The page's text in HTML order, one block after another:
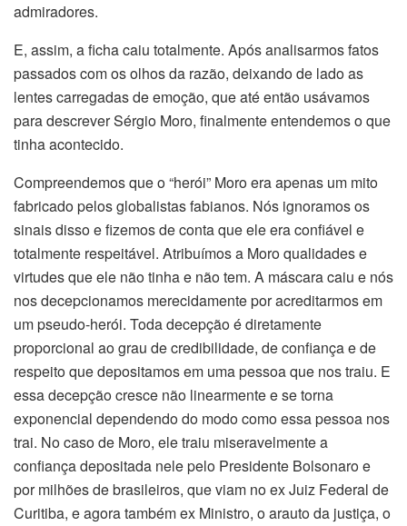
admiradores.
E, assim, a ficha caiu totalmente. Após analisarmos fatos
passados com os olhos da razão, deixando de lado as
lentes carregadas de emoção, que até então usávamos
para descrever Sérgio Moro, finalmente entendemos o que
tinha acontecido.
Compreendemos que o “herói” Moro era apenas um mito
fabricado pelos globalistas fabianos. Nós ignoramos os
sinais disso e fizemos de conta que ele era confiável e
totalmente respeitável. Atribuímos a Moro qualidades e
virtudes que ele não tinha e não tem. A máscara caiu e nós
nos decepcionamos merecidamente por acreditarmos em
um pseudo-herói. Toda decepção é diretamente
proporcional ao grau de credibilidade, de confiança e de
respeito que depositamos em uma pessoa que nos traiu. E
essa decepção cresce não linearmente e se torna
exponencial dependendo do modo como essa pessoa nos
trai. No caso de Moro, ele traiu miseravelmente a
confiança depositada nele pelo Presidente Bolsonaro e
por milhões de brasileiros, que viam no ex Juiz Federal de
Curitiba, e agora também ex Ministro, o arauto da justiça, o